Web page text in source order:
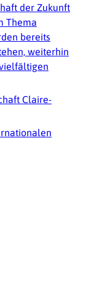
der Zukunft
Thema
bereits
weiterhin
Claire-